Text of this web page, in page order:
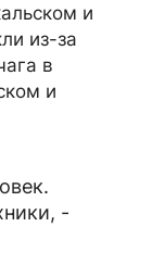
и
из-за
в
и
-